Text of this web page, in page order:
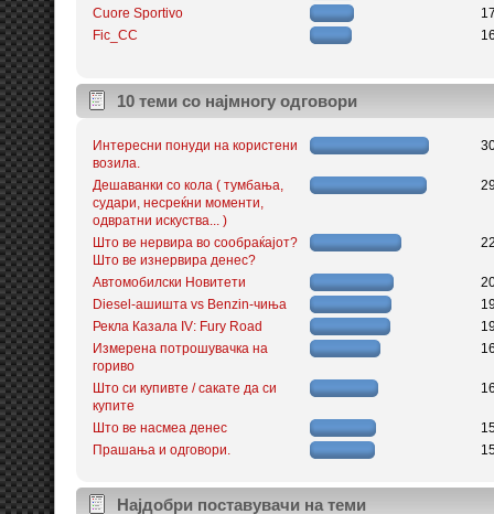
Cuore Sportivo
Fic_CC
10 теми со најмногу одговори
Интересни понуди на користени
возила.
Дешаванки со кола ( тумбања,
судари, несреќни моменти,
одвратни искуства... )
Што ве нервира во сообраќајот?
Што ве изнервира денес?
Автомобилски Новитети
Diesel-ашишта vs Benzin-чиња
Рекла Казала IV: Fury Road
Измерена потрошувачка на
гориво
Што си купивте / сакате да си
купите
Што ве насмеа денес
Прашања и одговори.
Најдобри поставувачи на теми